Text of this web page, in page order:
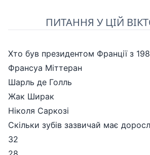
ПИТАННЯ У ЦІЙ
Хто був президентом Франції з
Франсуа Міттеран
Шарль де Голль
Жак Ширак
Ніколя Саркозі
Скільки зубів зазвичай має
32